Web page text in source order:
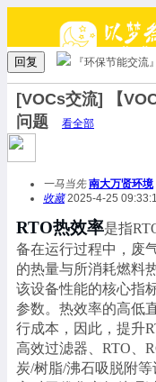
回复 『环保节能交流』
[VOCs交流] 【
问题
看全部
一马当先 南大万贤环境
收藏2025-4-25
RTO热效率是指
备在运行过程中，废
的热量与所消耗燃料
该设备性能的核心指
参数。热效率的高低
行成本，因此，提升
高效过滤器、RTO、
炭/树脂/沸石吸脱附等